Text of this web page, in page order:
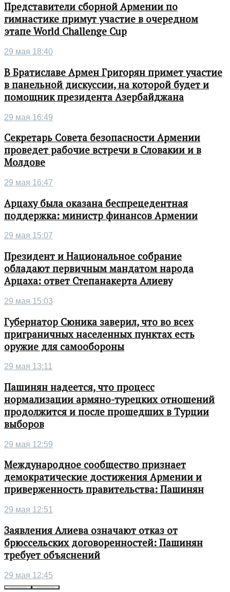
Представители сборной Армении по
гимнастике примут участие в очередном
этапе World Challenge Cup
29 мая 18:40
В Братиславе Армен Григорян примет участие
в панельной дискуссии, на которой будет и
помощник президента Азербайджана
29 мая 16:49
Секретарь Совета безопасности Армении
проведет рабочие встречи в Словакии и в
Молдове
29 мая 16:47
Арцаху была оказана беспрецедентная
поддержка: министр финансов Армении
29 мая 15:07
Президент и Национальное собрание
обладают первичным мандатом народа
Арцаха: ответ Степанакерта Алиеву
29 мая 15:03
Губернатор Сюника заверил, что во всех
приграничных населенных пунктах есть
оружие для самообороны
29 мая 13:11
Пашинян надеется, что процесс
нормализации армяно-турецких отношений
продолжится и после прошедших в Турции
выборов
29 мая 12:59
Международное сообщество признает
демократические достижения Армении и
приверженность правительства: Пашинян
29 мая 12:51
Заявления Алиева означают отказ от
брюссельских договоренностей: Пашинян
требует объяснений
29 мая 12:45